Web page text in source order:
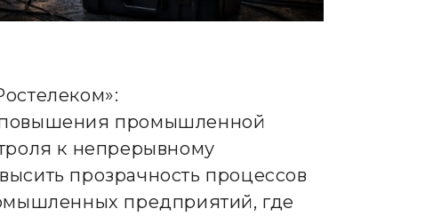
повышения промышленной
к непрерывному
прозрачность процессов
предприятий, где